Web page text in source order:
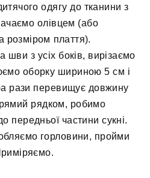
одягу до тканини з
олівцем (або
розміром плаття).
шви з усіх боків, вирізаємо
оборку шириною 5 см і
рази перевищує довжину
рядком, робимо
передньої частини сукні.
горловини, пройми